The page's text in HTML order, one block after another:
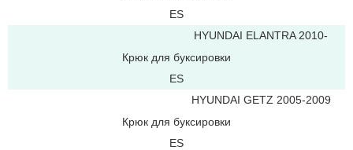
ES
HYUNDAI ELANTRA 2010-
Крюк для буксировки
ES
HYUNDAI GETZ 2005-2009
Крюк для буксировки
ES